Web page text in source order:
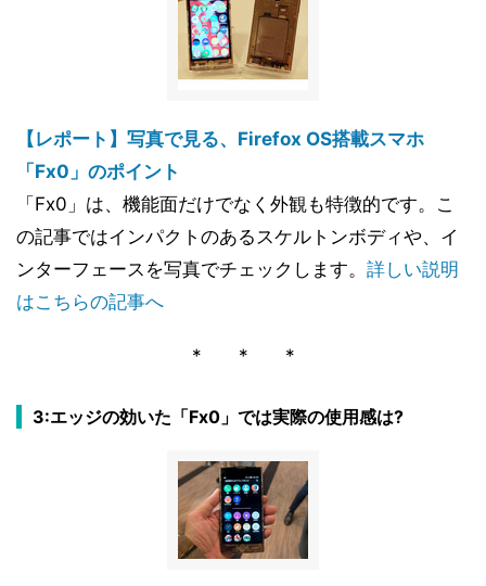
【レポート】写真で見る、Firefox OS搭載スマホ
「Fx0」のポイント
「Fx0」は、機能面だけでなく外観も特徴的です。こ
の記事ではインパクトのあるスケルトンボディや、イ
ンターフェースを写真でチェックします。 詳しい説明
はこちらの記事へ
* * *
3:エッジの効いた「Fx0」では実際の使用感は?